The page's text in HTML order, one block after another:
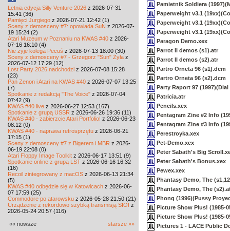
Letnia edycja Silly Venture 2026 z 2026-07-31
15:41 (36)
Pamięci Jurgiego z 2026-07-21 12:42 (1)
Sceny z demosceny #7: opowiada SuN z 2026-07-
19 15:24 (2)
Atari Muzeum w Poznaniu na KWAS #40 z 2026-
07-16 16:10 (4)
Nie żyje kolega Pecuś z 2026-07-13 18:00 (30)
Sceny z demosceny #7 - Grzegorz "Sun" Żyła z
2026-07-12 17:29 (12)
Lost Party 2026 nadchodzi z 2026-07-08 15:28
(23)
Pan Zenon i Atari na KWAS #40 z 2026-07-07 13:25
(7)
Spotkanie z redakcją "The Voice" z 2026-07-04
07:42 (9)
KWAS #40 live z 2026-06-27 12:53 (167)
Spotkanie z grupą USSR z 2026-06-26 19:36 (11)
KWAS #40 - zabierzcie Atari Portfolio! z 2026-06-23
08:12 (0)
KWAS #40 - naprawa retrosprzętu z 2026-06-21
17:15 (1)
Sceny z demosceny #7 z Bigerem i MBR z 2026-
06-19 22:08 (0)
Atari Floppy Image Toolkit z 2026-06-17 13:51 (9)
Spotkanie online z grupą LST z 2026-06-16 16:32
(16)
Recoil zintegrowany z macOS z 2026-06-13 21:34
(5)
KWAS #40 odbędzie się w Katowicach z 2026-06-
07 17:59 (25)
Commodore po atarowsku z 2026-05-28 21:50 (21)
Urządzenie z rekordowo szybką transmisją SIO! z
2026-05-24 20:57 (116)
«« nowsze starsze »»
Pamietnik Soldiera
Paperweight v3.1
Paperweight v3.1
Paperweight v3.1
Paragon Demo.xex
Parrot II demos (s1).atr
Parrot II demos (s2).atr
Partro Orneta 96 (s1).dcm
Partro Orneta 96 (s2).dcm
Party Raport 97
Patricia.atr
Pencils.xex
Pentagram Zine #2 Info
Pentagram Zine #3 Info
Perestroyka.xex
Pet-Demo.xex
Peter Sabath's Big
Peter Sabath's Bonus.xex
Pewex.xex
Phantasy Demo, The
Phantasy Demo, The
Phong (1996)(Pussy
Picture Show Plus! (1985-
Picture Show Plus! (1985-
Pictures 1 - LACE Public